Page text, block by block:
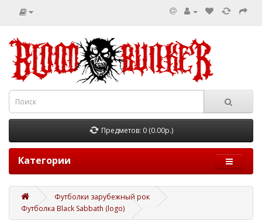
Предметов: 0 (0.00р.)
Категории
Футболки зарубежный рок
Футболка Black Sabbath (logo)